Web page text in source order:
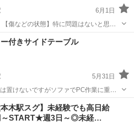
6月1日
傷などの状態】特に問題はないと思い
しています。 【アピールポイント】状
町駅周辺
午...
駅 照明器具
付きサイドテーブル
5月31日
置けないですがソファでPC作業に重宝
駅 テーブル
木駅スグ】未経験でも高日給
～START★週3日～◎未経…